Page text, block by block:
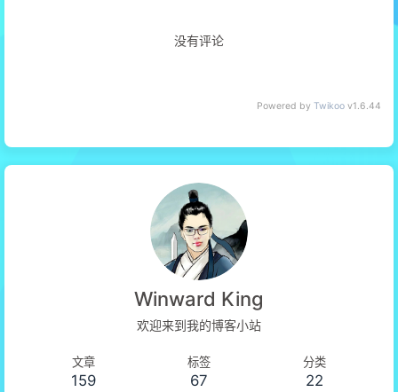
没有评论
Powered by Twikoo v1.6.44
Winward King
欢迎来到我的博客小站
文章
159
标签
67
分类
22